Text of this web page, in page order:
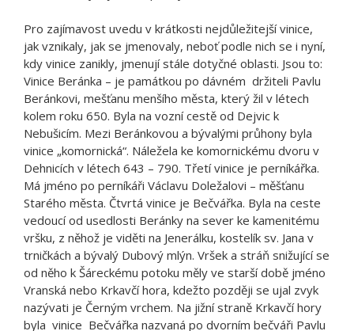
Pro zajímavost uvedu v krátkosti nejdůležitejší vinice,
jak vznikaly, jak se jmenovaly, neboť podle nich se i nyní,
kdy vinice zanikly, jmenují stále dotyčné oblasti. Jsou to:
Vinice Beránka – je památkou po dávném držiteli Pavlu
Beránkovi, mešťanu menšího města, který žil v létech
kolem roku 650. Byla na vozní cestě od Dejvic k
Nebušicím. Mezi Beránkovou a bývalými průhony byla
vinice „komornická“. Náležela ke komornickému dvoru v
Dehnicích v létech 643 – 790. Třetí vinice je perníkářka.
Má jméno po perníkáři Václavu Doležalovi – měšťanu
Starého města. Čtvrtá vinice je Bečvářka. Byla na ceste
vedoucí od usedlosti Beránky na sever ke kamenitému
vršku, z něhož je viděti na Jenerálku, kostelík sv. Jana v
trničkách a bývalý Dubový mlýn. Vršek a stráň snižující se
od něho k Šáreckému potoku měly ve starší době jméno
Vranská nebo Krkavčí hora, kdežto později se ujal zvyk
nazývati je Černým vrchem. Na jižní straně Krkavčí hory
byla vinice Bečvářka nazvaná po dvorním bečváři Pavlu